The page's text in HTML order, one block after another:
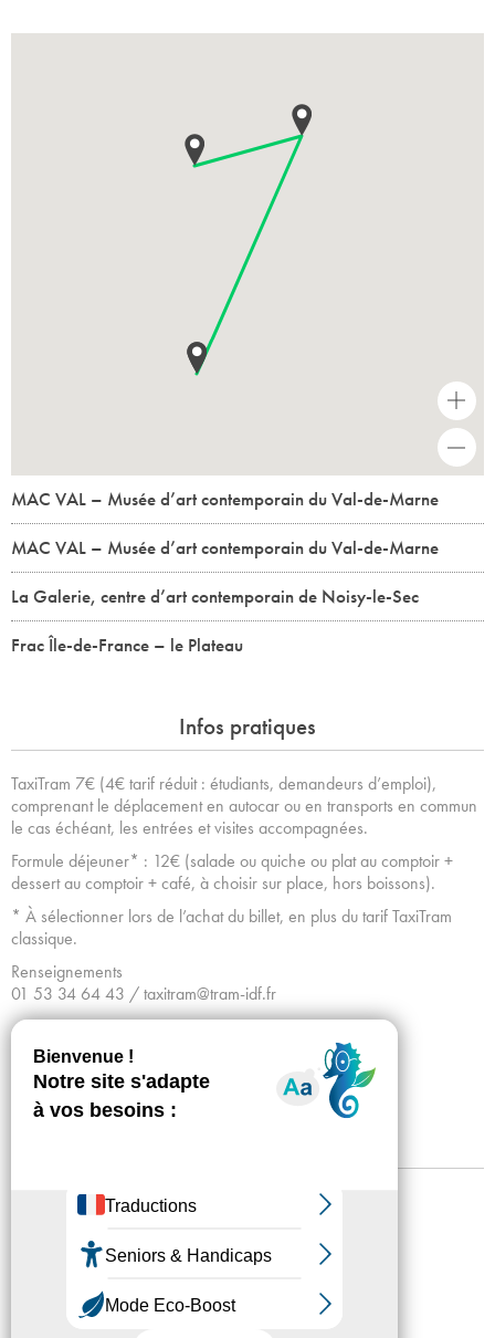
-
MAC VAL – Musée d’art contemporain du Val-de-Marne
MAC VAL – Musée d’art contemporain du Val-de-Marne
La Galerie, centre d’art contemporain de Noisy-le-Sec
Frac Île-de-France – le Plateau
Infos pratiques
TaxiTram 7€ (4€ tarif réduit : étudiants, demandeurs d’emploi),
comprenant le déplacement en autocar ou en transports en commun
le cas échéant, les entrées et visites accompagnées.
Formule déjeuner* : 12€ (salade ou quiche ou plat au comptoir +
dessert au comptoir + café, à choisir sur place, hors boissons).
* À sélectionner lors de l’achat du billet, en plus du tarif TaxiTram
classique.
Renseignements
01 53 34 64 43 / taxitram@tram-idf.fr
Accessibilité